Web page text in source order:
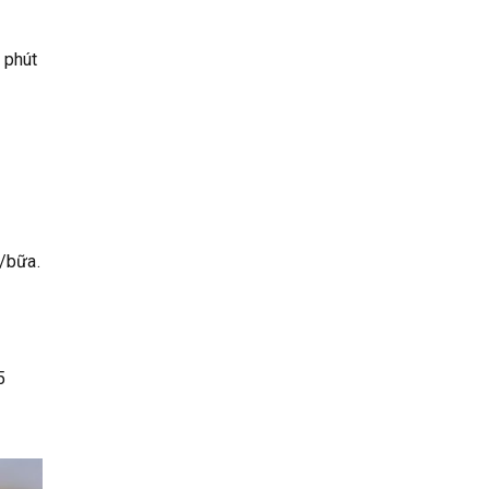
bữa.